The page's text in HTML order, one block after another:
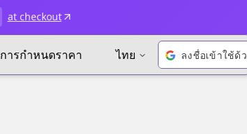
at checkout
การกำหนดราคา ไทย